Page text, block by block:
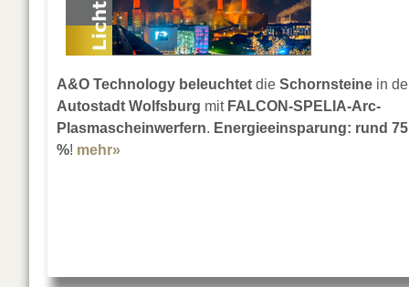
A&O Technology beleuchtet die Schornsteine in
Autostadt Wolfsburg mit FALCON-SPELIA-Arc-
Plasmascheinwerfern. Energieeinsparung: rund 75
%! mehr»